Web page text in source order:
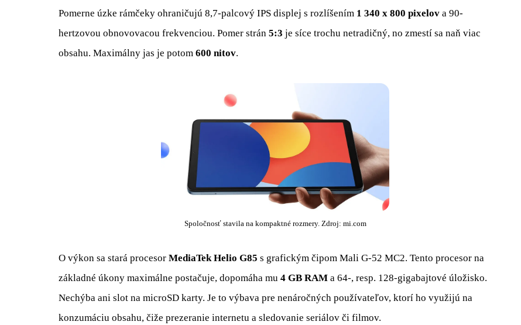
Pomerne úzke rámčeky ohraničujú 8,7-palcový IPS displej s rozlíšením 1 340 x 800 pixelov a 90-
hertzovou obnovovacou frekvenciou. Pomer strán 5:3 je síce trochu netradičný, no zmestí sa naň viac
obsahu. Maximálny jas je potom 600 nitov.
Spoločnosť stavila na kompaktné rozmery. Zdroj: mi.com
O výkon sa stará procesor MediaTek Helio G85 s grafickým čipom Mali G-52 MC2. Tento procesor na
základné úkony maximálne postačuje, dopomáha mu 4 GB RAM a 64-, resp. 128-gigabajtové úložisko.
Nechýba ani slot na microSD karty. Je to výbava pre nenáročných používateľov, ktorí ho využijú na
konzumáciu obsahu, čiže prezeranie internetu a sledovanie seriálov či filmov.